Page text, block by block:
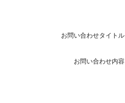
お問い合わせタイトル
お問い合わせ内容